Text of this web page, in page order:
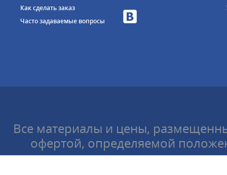
Как сделать заказ
Часто задаваемые вопросы
Все материалы и цены,
офертой, определяемой